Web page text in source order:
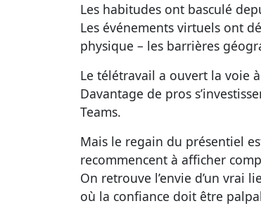
Les habitudes ont basculé
Les événements virtuels ont
physique – les barrières
Le télétravail a ouvert la voie
Davantage de pros
Teams.
Mais le regain du présentiel
recommencent à afficher
On retrouve l’envie d’un vrai
où la confiance doit être